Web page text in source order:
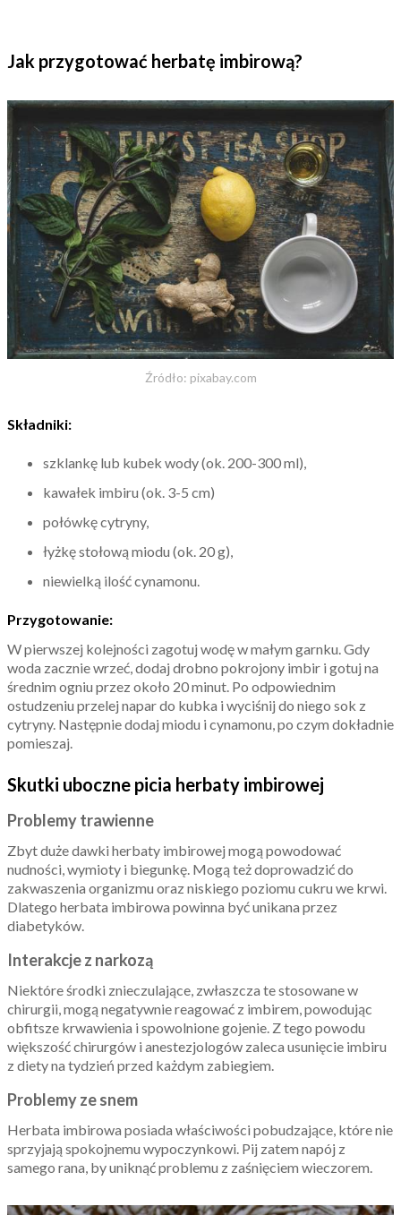
Jak przygotować herbatę imbirową?
Źródło: pixabay.com
Składniki:
szklankę lub kubek wody (ok. 200-300 ml),
kawałek imbiru (ok. 3-5 cm)
połówkę cytryny,
łyżkę stołową miodu (ok. 20 g),
niewielką ilość cynamonu.
Przygotowanie:
W pierwszej kolejności zagotuj wodę w małym garnku. Gdy
woda zacznie wrzeć, dodaj drobno pokrojony imbir i gotuj na
średnim ogniu przez około 20 minut. Po odpowiednim
ostudzeniu przelej napar do kubka i wyciśnij do niego sok z
cytryny. Następnie dodaj miodu i cynamonu, po czym dokładnie
pomieszaj.
Skutki uboczne picia herbaty imbirowej
Problemy trawienne
Zbyt duże dawki herbaty imbirowej mogą powodować
nudności, wymioty i biegunkę. Mogą też doprowadzić do
zakwaszenia organizmu oraz niskiego poziomu cukru we krwi.
Dlatego herbata imbirowa powinna być unikana przez
diabetyków.
Interakcje z narkozą
Niektóre środki znieczulające, zwłaszcza te stosowane w
chirurgii, mogą negatywnie reagować z imbirem, powodując
obfitsze krwawienia i spowolnione gojenie. Z tego powodu
większość chirurgów i anestezjologów zaleca usunięcie imbiru
z diety na tydzień przed każdym zabiegiem.
Problemy ze snem
Herbata imbirowa posiada właściwości pobudzające, które nie
sprzyjają spokojnemu wypoczynkowi. Pij zatem napój z
samego rana, by uniknąć problemu z zaśnięciem wieczorem.